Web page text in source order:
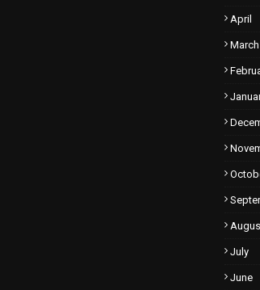
April
March
July
June